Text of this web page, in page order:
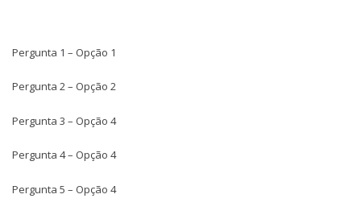
Pergunta 1 – Opção 1
Pergunta 2 – Opção 2
Pergunta 3 – Opção 4
Pergunta 4 – Opção 4
Pergunta 5 – Opção 4